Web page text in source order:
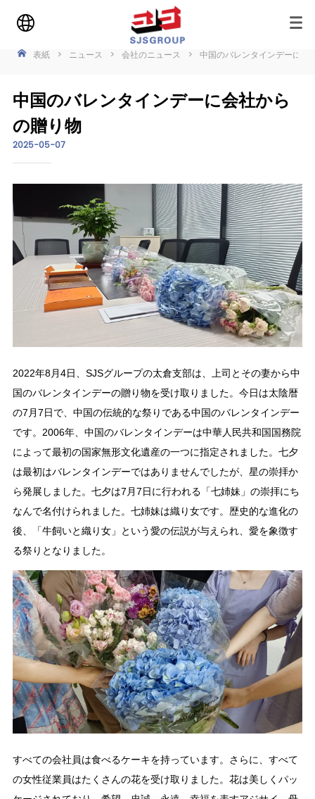
表紙 > ニュース > 会社のニュース > 中国のバレンタインデーに会
中国のバレンタインデーに会社から
の贈り物
2025-05-07